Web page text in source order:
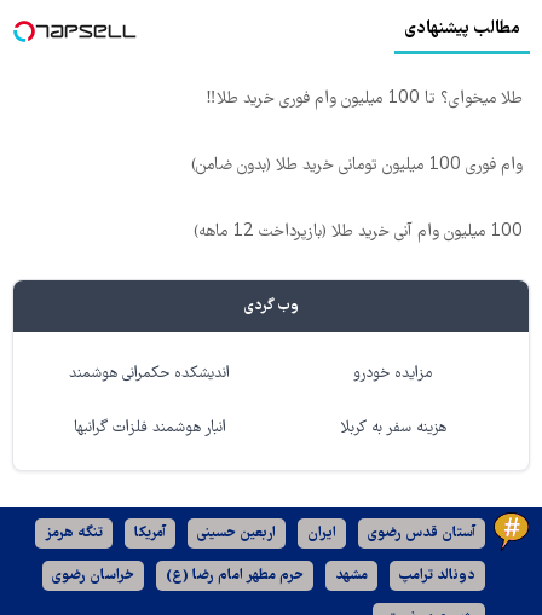
مطالب پیشنهادی
طلا میخوای؟ تا 100 میلیون وام فوری خرید طلا‼️
وام فوری 100 میلیون تومانی خرید طلا (بدون ضامن)
100 میلیون وام آنی خرید طلا (بازپرداخت 12 ماهه)
وب گردی
مزایده خودرو اندیشکده حکمرانی هوشمند
هزینه سفر به کربلا انبار هوشمند فلزات گرانبها
آستان قدس رضوی ایران اربعین حسینی آمریکا تنگه هرمز
دونالد ترامپ مشهد حرم مطهر امام رضا (ع) خراسان رضوی